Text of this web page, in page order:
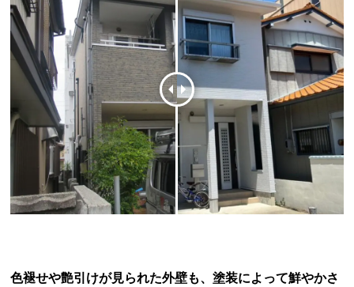
色褪せや艶引けが見られた外壁も、塗装によって鮮やかさ